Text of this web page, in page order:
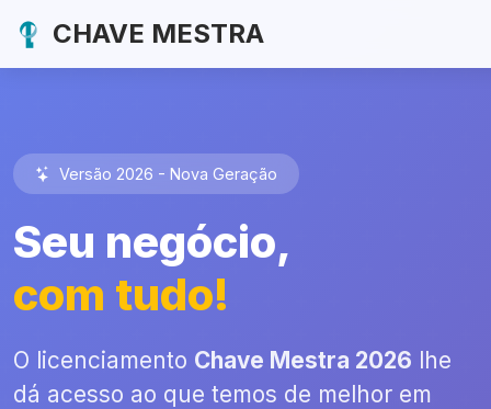
CHAVE MESTRA
Versão 2026 - Nova Geração
Seu negócio,
com tudo!
O licenciamento Chave Mestra 2026 lhe
dá acesso ao que temos de melhor em